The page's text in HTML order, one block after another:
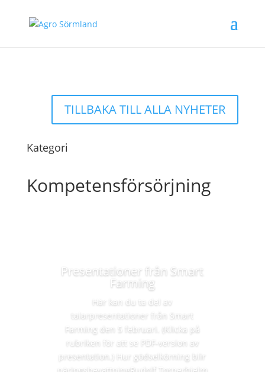
TILLBAKA TILL ALLA NYHETER
Kategori
Kompetensförsörjning
Presentationer från Smart
Farming
Här kan du ta del av
talarpresentationer från Smart
Farming den 5 februari. (Klicka på
rubriken för att se PDF-version av
presentation.) Hur gödselkörning blir